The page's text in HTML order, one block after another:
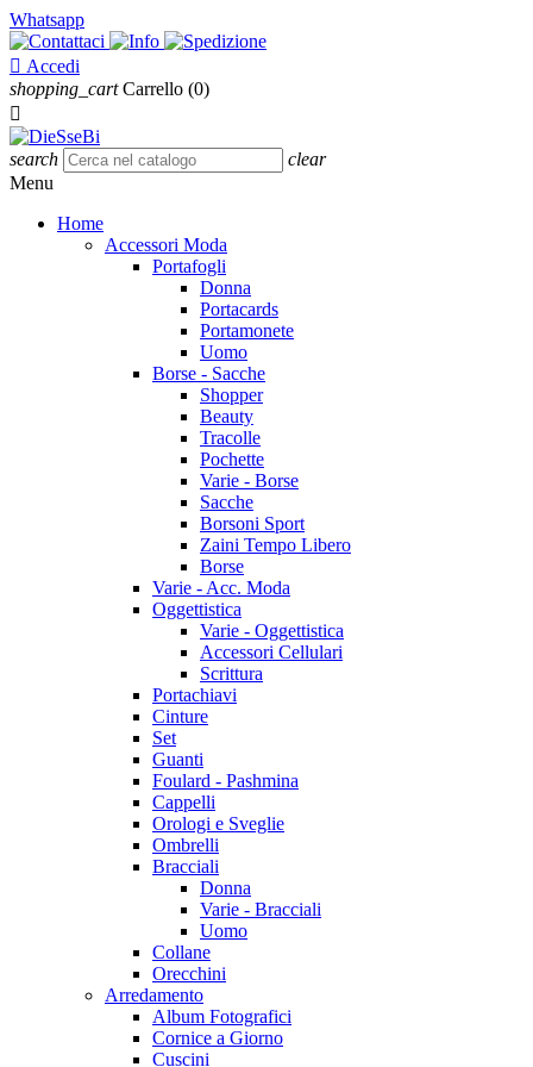
Whatsapp
 Accedi
shopping_cart Carrello (0)

search
clear
Menu
Home
Accessori Moda
Portafogli
Donna
Portacards
Portamonete
Uomo
Borse - Sacche
Shopper
Beauty
Tracolle
Pochette
Varie - Borse
Sacche
Borsoni Sport
Zaini Tempo Libero
Borse
Varie - Acc. Moda
Oggettistica
Varie - Oggettistica
Accessori Cellulari
Scrittura
Portachiavi
Cinture
Set
Guanti
Foulard - Pashmina
Cappelli
Orologi e Sveglie
Ombrelli
Bracciali
Donna
Varie - Bracciali
Uomo
Collane
Orecchini
Arredamento
Album Fotografici
Cornice a Giorno
Cuscini